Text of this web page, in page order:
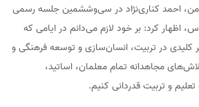
من، احمد کناری‌نژاد در سی‌وششمین جلسه رسمی
اظهار کرد: بر خود لازم می‌دانم در ایامی که
کلیدی در تربیت، انسان‌سازی و توسعه فرهنگی و
مجاهدانه تمام معلمان، اساتید،
و تربیت قدردانی کنیم.